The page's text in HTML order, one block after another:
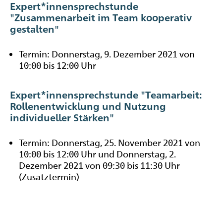
Expert*innensprechstunde
"Zusammenarbeit im Team kooperativ
gestalten"
Termin: Donnerstag, 9. Dezember 2021 von
10:00 bis 12:00 Uhr
Expert*innensprechstunde "Teamarbeit:
Rollenentwicklung und Nutzung
individueller Stärken"
Termin: Donnerstag, 25. November 2021 von
10:00 bis 12:00 Uhr und Donnerstag, 2.
Dezember 2021 von 09:30 bis 11:30 Uhr
(Zusatztermin)